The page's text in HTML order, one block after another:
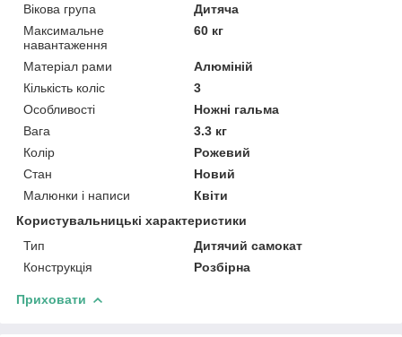
Вікова група
Дитяча
Максимальне
навантаження
60 кг
Матеріал рами
Алюміній
Кількість коліс
3
Особливості
Ножні гальма
Вага
3.3 кг
Колір
Рожевий
Стан
Новий
Малюнки і написи
Квіти
Користувальницькі характеристики
Тип
Дитячий самокат
Конструкція
Розбірна
Приховати